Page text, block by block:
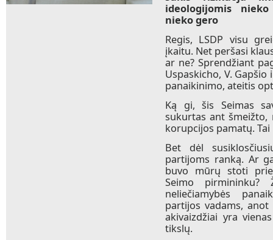
ideologijomis
nieko gero
Regis, LSDP visu
įkaitu. Net peršasi
ar ne? Sprendžiant
Uspaskicho, V.
panaikinimo, ateitis
Ką gi, šis Seimas
sukurtas ant šmeižto,
korupcijos pamatų.
Bet dėl
partijoms ranką. Ar
buvo mūrų stoti
Seimo
neliečiamybės
partijos vadams, anot
akivaizdžiai yra
tikslų.